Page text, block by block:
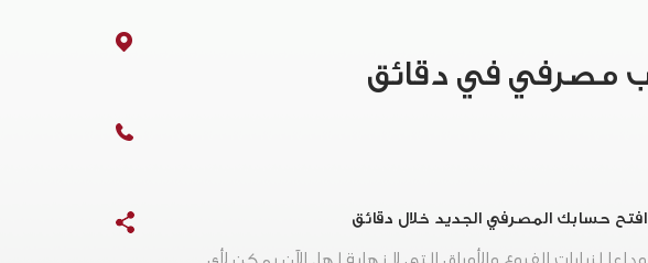
افتح حسابك المصرفي الجديد خلال دقائق